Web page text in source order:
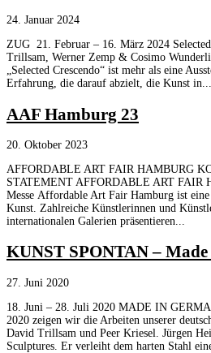
24. Januar 2024
ZUG 21. Februar – 16. März 2024
Trillsam, Werner Zemp & Cosimo
„Selected Crescendo“ ist mehr als eine
Erfahrung, die darauf abzielt, die Kunst in...
AAF Hamburg 23
20. Oktober 2023
AFFORDABLE ART FAIR HAMBURG
STATEMENT AFFORDABLE ART FAIR
Messe Affordable Art Fair Hamburg ist eine
Kunst. Zahlreiche Künstlerinnen und
internationalen Galerien präsentieren...
KUNST SPONTAN –
27. Juni 2020
18. Juni – 28. Juli 2020 MADE IN
2020 zeigen wir die Arbeiten unserer
David Trillsam und Peer Kriesel. Jürgen
Sculptures. Er verleiht dem harten Stahl